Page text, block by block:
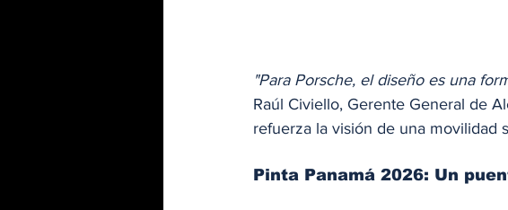
"Para Porsche, el diseño es una
Raúl Civiello, Gerente General de
refuerza la visión de una movilidad
Pinta Panamá 2026: Un